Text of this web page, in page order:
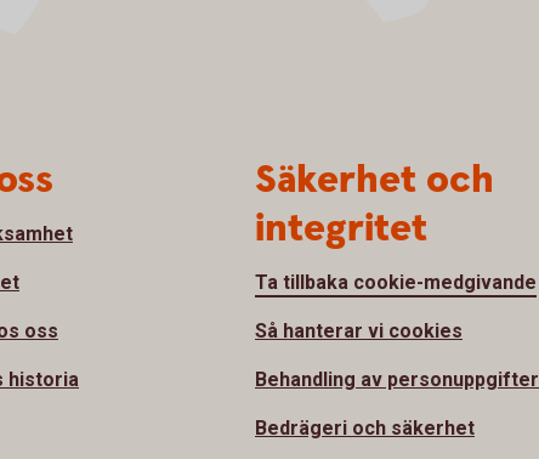
oss
historia
Säkerhet och
integritet
Ta tillbaka cookie-medgivande
Så hanterar vi cookies
Behandling av personuppgifter
Bedrägeri och säkerhet